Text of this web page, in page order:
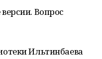
Вопрос
Ильтинбаева